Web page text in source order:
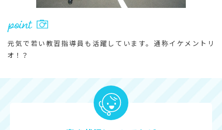
元気で若い教習指導員も活躍しています。通称イケメントリ
オ！？